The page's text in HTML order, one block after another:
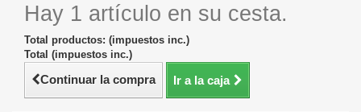
Hay 1 artículo en su cesta.
Total productos: (impuestos inc.)
Total (impuestos inc.)
Continuar la compra Ir a la caja